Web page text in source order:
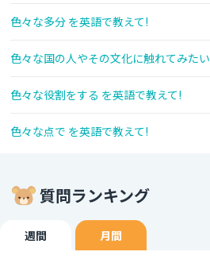
色々な多分 を英語で教えて!
色々な国の人やその文化に触れてみた
色々な役割をする を英語で教えて!
色々な点で を英語で教えて!
質問ランキング
週間 月間